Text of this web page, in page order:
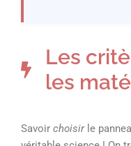
Les
les
Savoir choisirle